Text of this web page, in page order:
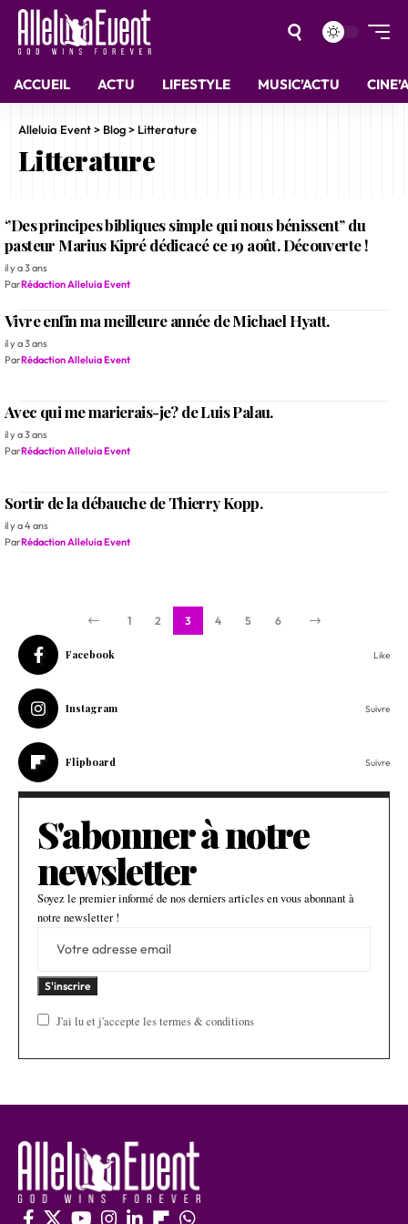
ACCUEIL ACTU LIFESTYLE MUSIC’ACTU
Alleluia Event> Blog> Litterature
Litterature
‘’Des principes bibliques simple qui nous bénissent’’ du
pasteur Marius Kipré dédicacé ce 19 août. Découverte !
il y a 3 ans
ParRédaction Alleluia Event
Vivre enfin ma meilleure année de Michael Hyatt.
il y a 3 ans
ParRédaction Alleluia Event
Avec qui me marierais-je? de Luis Palau.
il y a 3 ans
ParRédaction Alleluia Event
Sortir de la débauche de Thierry Kopp.
il y a 4 ans
ParRédaction Alleluia Event
1 2 3 4 5 6
Facebook Like
Instagram Suivre
Flipboard Suivre
S'abonner à notre
newsletter
Soyez le premier informé de nos derniers articles en vous abonnant à
notre newsletter !
J'ai lu et j'accepte les termes & conditions